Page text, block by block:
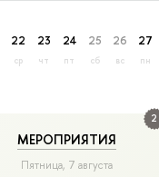
22
ср
23
чт
24
пт
25
сб
26
вс
27
пн
2
МЕРОПРИЯТИЯ
Пятница, 7 августа